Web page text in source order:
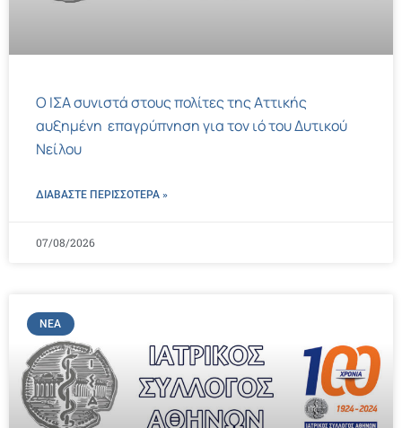
Ο ΙΣΑ συνιστά στους πολίτες της Αττικής
αυξημένη επαγρύπνηση για τον ιό του Δυτικού
Νείλου
ΔΙΑΒΑΣΤΕ ΠΕΡΙΣΣΌΤΕΡΑ »
07/08/2026
ΝΈΑ